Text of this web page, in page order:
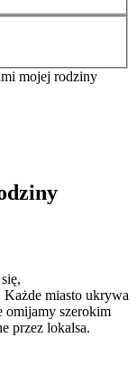
mojej rodziny
Każde miasto ukrywa
omijamy szerokim
przez lokalsa.